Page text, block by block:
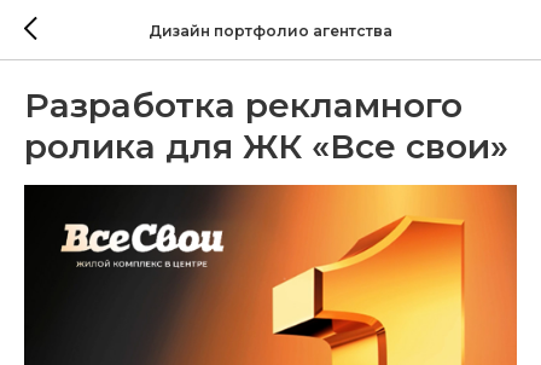
Дизайн портфолио агентства
Разработка рекламного
ролика для ЖК «Все свои»